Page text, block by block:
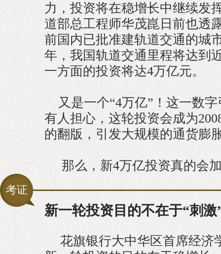
力，投资将在稳增长中继续发
道部总工程师华茂崑日前也透
前国内已批准建轨道交通的城
年，我国轨道交通里程将达到
一方面的投资将达4万亿元。
又是一个“4万亿”！这一数
有人担心，这轮投资会成为
的翻版，引发大规模的通货膨
那么，新4万亿投资真的会
考证
新一轮投资目的不在于“刺激
花旗银行大中华区首席经济